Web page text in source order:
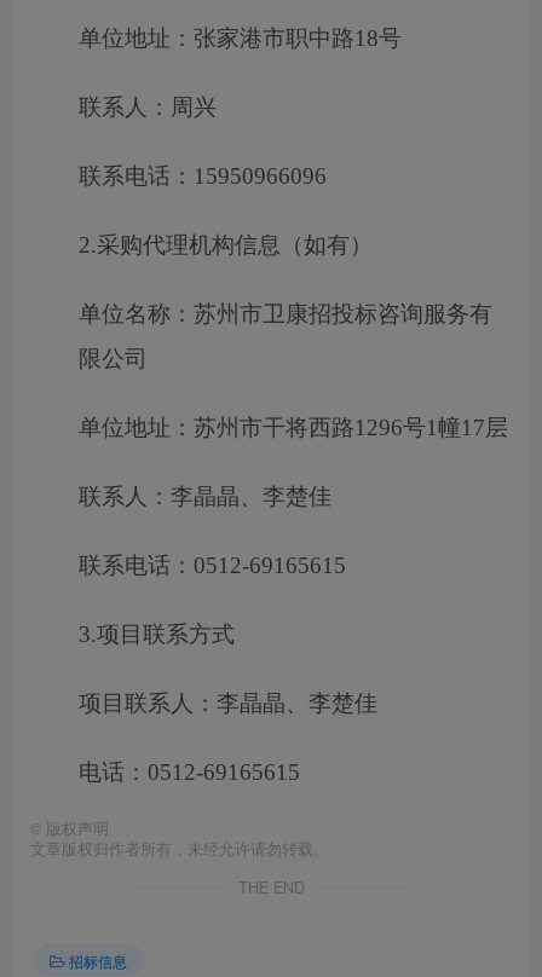
单位地址：张家港市职中路18号
联系人：周兴
联系电话：15950966096
2.采购代理机构信息（如有）
单位名称：苏州市卫康招投标咨询服务有
限公司
单位地址：苏州市干将西路1296号1幢17层
联系人：李晶晶、李楚佳
联系电话：0512-69165615
3.项目联系方式
项目联系人：李晶晶、李楚佳
电话：0512-69165615
© 版权声明
文章版权归作者所有，未经允许请勿转载。
THE END
招标信息